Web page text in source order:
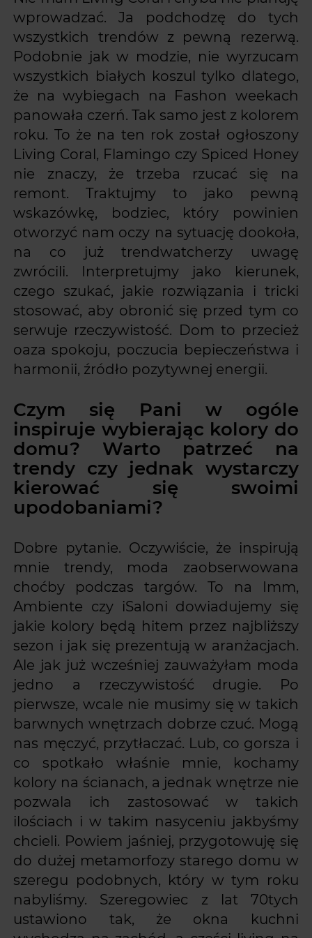
wprowadzać. Ja podchodzę do tych
wszystkich trendów z pewną rezerwą.
Podobnie jak w modzie, nie wyrzucam
wszystkich białych koszul tylko dlatego,
że na wybiegach na Fashon weekach
panowała czerń. Tak samo jest z kolorem
roku. To że na ten rok został ogłoszony
Living Coral, Flamingo czy Spiced Honey
nie znaczy, że trzeba rzucać się na
remont. Traktujmy to jako pewną
wskazówkę, bodziec, który powinien
otworzyć nam oczy na sytuację dookoła,
na co już trendwatcherzy uwagę
zwrócili. Interpretujmy jako kierunek,
czego szukać, jakie rozwiązania i tricki
stosować, aby obronić się przed tym co
serwuje rzeczywistość. Dom to przecież
oaza spokoju, poczucia bepieczeństwa i
harmonii, źródło pozytywnej energii.
Czym się Pani w ogóle
inspiruje wybierając kolory do
domu? Warto patrzeć na
trendy czy jednak wystarczy
kierować się swoimi
upodobaniami?
Dobre pytanie. Oczywiście, że inspirują
mnie trendy, moda zaobserwowana
choćby podczas targów. To na Imm,
Ambiente czy iSaloni dowiadujemy się
jakie kolory będą hitem przez najbliższy
sezon i jak się prezentują w aranżacjach.
Ale jak już wcześniej zauważyłam moda
jedno a rzeczywistość drugie. Po
pierwsze, wcale nie musimy się w takich
barwnych wnętrzach dobrze czuć. Mogą
nas męczyć, przytłaczać. Lub, co gorsza i
co spotkało właśnie mnie, kochamy
kolory na ścianach, a jednak wnętrze nie
pozwala ich zastosować w takich
ilościach i w takim nasyceniu jakbyśmy
chcieli. Powiem jaśniej, przygotowuję się
do dużej metamorfozy starego domu w
szeregu podobnych, który w tym roku
nabyliśmy. Szeregowiec z lat 70tych
ustawiono tak, że okna kuchni